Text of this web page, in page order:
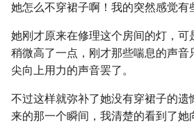
她怎么不穿裙子啊！我的突然感觉有
她刚才原来在修理这个房间的灯，可
稍微高了一点，刚才那些喘息的声音
尖向上用力的声音罢了。
不过这样就弥补了她没有穿裙子的遗
来的那一个瞬间，我清楚的看到了她